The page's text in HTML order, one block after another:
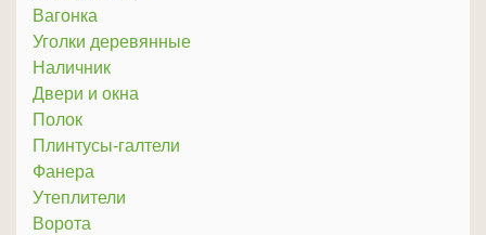
Вагонка
Уголки деревянные
Наличник
Двери и окна
Полок
Плинтусы-галтели
Фанера
Утеплители
Ворота